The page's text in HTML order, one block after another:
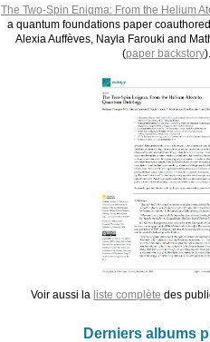
The Two-Spin Enigma: From the Helium
a quantum foundations paper
Alexia Auffèves, Nayla Farouki and
(paper backstory).
Voir aussi la liste complète des
Derniers albums